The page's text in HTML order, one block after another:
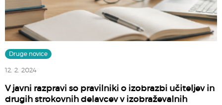
Druge novice
12. 2. 2024
V javni razpravi so pravilniki o izobrazbi učiteljev in
drugih strokovnih delavcev v izobraževalnih